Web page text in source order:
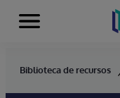
Skip to content
Secciones
Biblioteca de recursos